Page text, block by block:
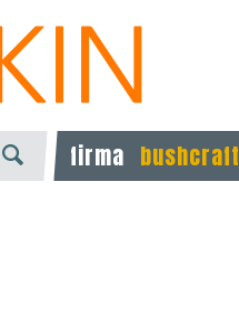
firma bushcraft